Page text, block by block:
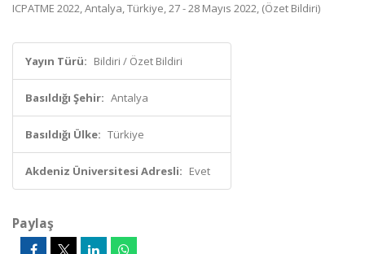
ICPATME 2022, Antalya, Türkiye, 27 - 28 Mayıs 2022, (Özet Bildiri)
Yayın Türü: Bildiri / Özet Bildiri
Basıldığı Şehir: Antalya
Basıldığı Ülke: Türkiye
Akdeniz Üniversitesi Adresli: Evet
Paylaş